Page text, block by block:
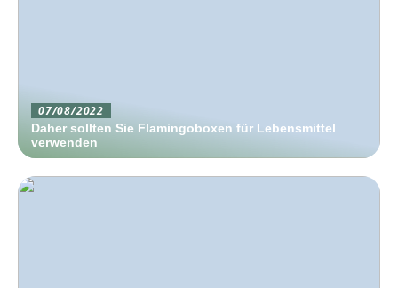
07/08/2022
Daher sollten Sie Flamingoboxen für Lebensmittel
verwenden